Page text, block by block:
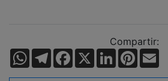
Compartir:
WhatsApp
TelegramFacebook
X LinkedIn